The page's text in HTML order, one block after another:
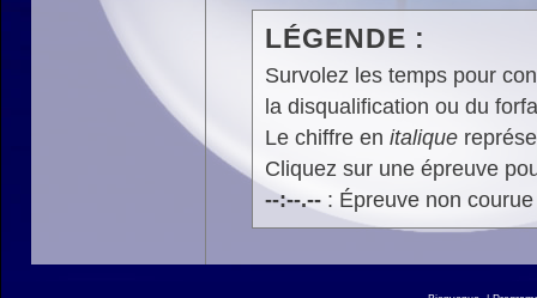
LÉGENDE :
Survolez les temps pour
la disqualification ou du
Le chiffre en italique
Cliquez sur une épreuve
--:--.--: Épreuve non